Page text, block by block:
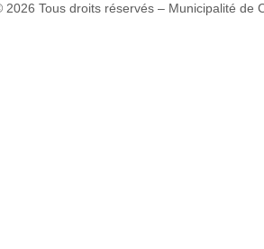
2026 Tous droits réservés – Municipalité de